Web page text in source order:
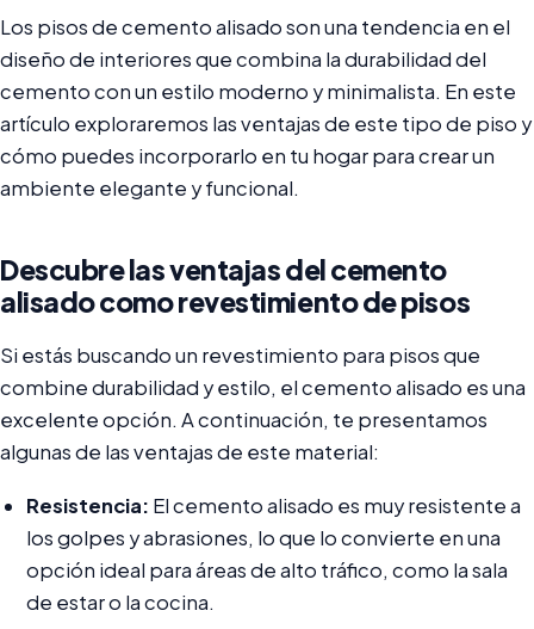
Los pisos de cemento alisado son una tendencia en el
diseño de interiores que combina la durabilidad del
cemento con un estilo moderno y minimalista. En este
artículo exploraremos las ventajas de este tipo de piso y
cómo puedes incorporarlo en tu hogar para crear un
ambiente elegante y funcional.
Descubre las ventajas del cemento
alisado como revestimiento de pisos
Si estás buscando un revestimiento para pisos que
combine durabilidad y estilo, el cemento alisado es una
excelente opción. A continuación, te presentamos
algunas de las ventajas de este material:
Resistencia: El cemento alisado es muy resistente a
los golpes y abrasiones, lo que lo convierte en una
opción ideal para áreas de alto tráfico, como la sala
de estar o la cocina.